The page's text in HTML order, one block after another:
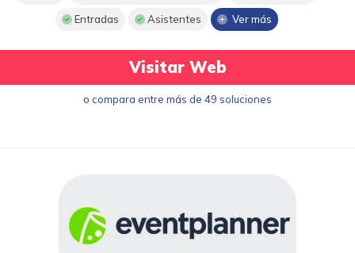
Entradas Asistentes Ver más
Visitar Web
o compara entre más de 49 soluciones